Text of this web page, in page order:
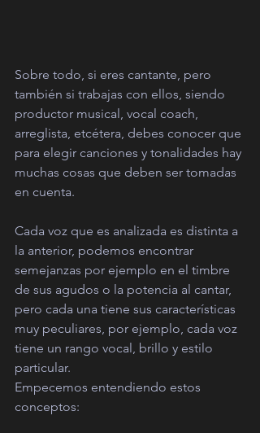
Sobre todo, si eres cantante, pero
también si trabajas con ellos, siendo
productor musical, vocal coach,
arreglista, etcétera, debes conocer que
para elegir canciones y tonalidades hay
muchas cosas que deben ser tomadas
en cuenta.
Cada voz que es analizada es distinta a
la anterior, podemos encontrar
semejanzas por ejemplo en el timbre
de sus agudos o la potencia al cantar,
pero cada una tiene sus características
muy peculiares, por ejemplo, cada voz
tiene un rango vocal, brillo y estilo
particular.
Empecemos entendiendo estos
conceptos: